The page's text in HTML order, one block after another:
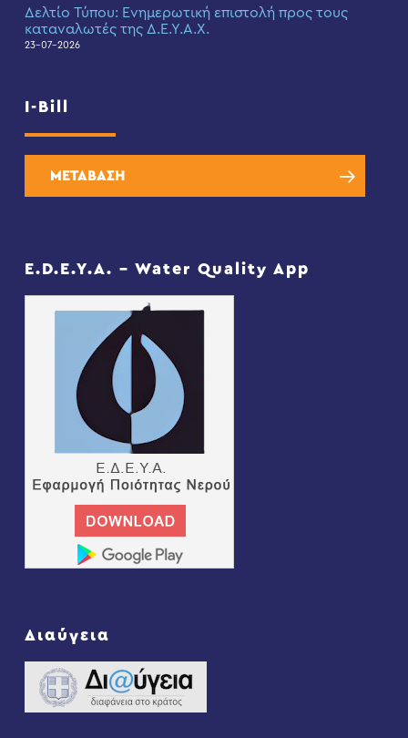
Δελτίο Τύπου: Eνημερωτική επιστολή προς τους
καταναλωτές της Δ.Ε.Υ.Α.Χ.
23-07-2026
I-Bill
ΜΕΤΑΒΑΣΗ
E.D.E.Y.A. – Water Quality App
Διαύγεια